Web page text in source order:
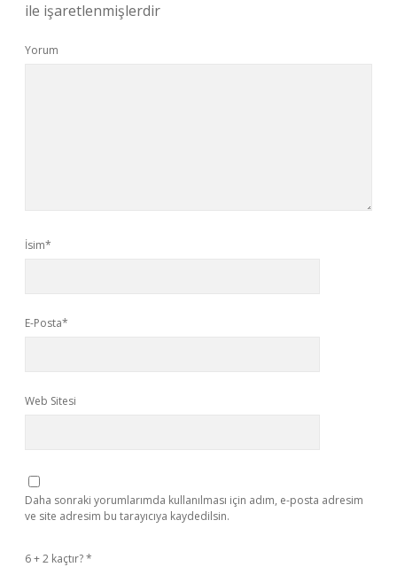
ile işaretlenmişlerdir
Yorum
İsim*
E-Posta*
Web Sitesi
Daha sonraki yorumlarımda kullanılması için adım, e-posta adresim
ve site adresim bu tarayıcıya kaydedilsin.
6 + 2 kaçtır?*